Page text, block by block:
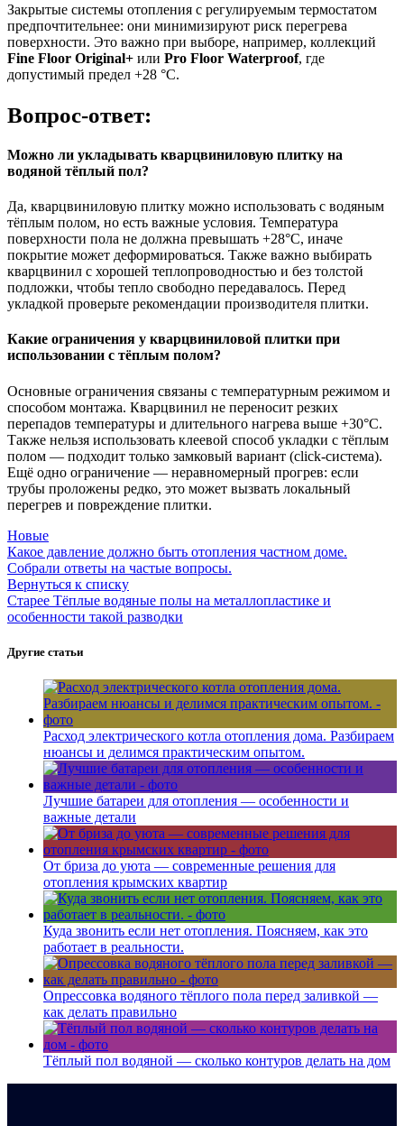
Закрытые системы отопления с регулируемым термостатом
предпочтительнее: они минимизируют риск перегрева
поверхности. Это важно при выборе, например, коллекций
Fine Floor Original+ или Pro Floor Waterproof, где
допустимый предел +28 °C.
Вопрос-ответ:
Можно ли укладывать кварцвиниловую плитку на
водяной тёплый пол?
Да, кварцвиниловую плитку можно использовать с водяным
тёплым полом, но есть важные условия. Температура
поверхности пола не должна превышать +28°C, иначе
покрытие может деформироваться. Также важно выбирать
кварцвинил с хорошей теплопроводностью и без толстой
подложки, чтобы тепло свободно передавалось. Перед
укладкой проверьте рекомендации производителя плитки.
Какие ограничения у кварцвиниловой плитки при
использовании с тёплым полом?
Основные ограничения связаны с температурным режимом и
способом монтажа. Кварцвинил не переносит резких
перепадов температуры и длительного нагрева выше +30°C.
Также нельзя использовать клеевой способ укладки с тёплым
полом — подходит только замковый вариант (click-система).
Ещё одно ограничение — неравномерный прогрев: если
трубы проложены редко, это может вызвать локальный
перегрев и повреждение плитки.
Новые
Какое давление должно быть отопления частном доме.
Собрали ответы на частые вопросы.
Вернуться к списку
Старее Тёплые водяные полы на металлопластике и
особенности такой разводки
Другие статьи
Расход электрического котла отопления дома. Разбираем
нюансы и делимся практическим опытом.
Лучшие батареи для отопления — особенности и
важные детали
От бриза до уюта — современные решения для
отопления крымских квартир
Куда звонить если нет отопления. Поясняем, как это
работает в реальности.
Опрессовка водяного тёплого пола перед заливкой —
как делать правильно
Тёплый пол водяной — сколько контуров делать на дом